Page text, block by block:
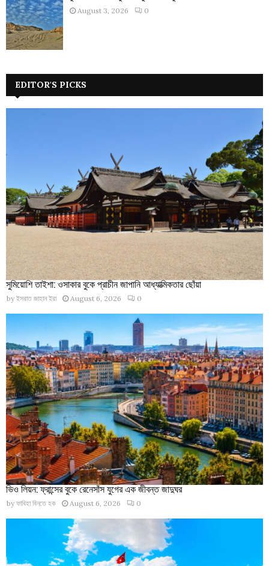
August 3, 2026 0
EDITOR'S PICKS
সুমিয়োশি তাইশা: ওসাকার বুকে প্রাচীন জাপানি আধ্যাত্মিকতার ছোঁয়া
by ইসরাত জাহান ইরা August 6, 2026 0
ভিও লিয়ন: ফ্রান্সের বুকে রেনেসাঁস যুগের এক জীবন্ত জাদুঘর
by ফাবিহা বিনতে হক August 6, 2026 0